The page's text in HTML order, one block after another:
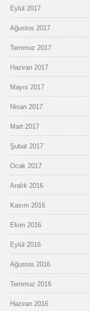
Eylül 2017
Ağustos 2017
Temmuz 2017
Haziran 2017
Mayıs 2017
Nisan 2017
Mart 2017
Şubat 2017
Ocak 2017
Aralık 2016
Kasım 2016
Ekim 2016
Eylül 2016
Ağustos 2016
Temmuz 2016
Haziran 2016